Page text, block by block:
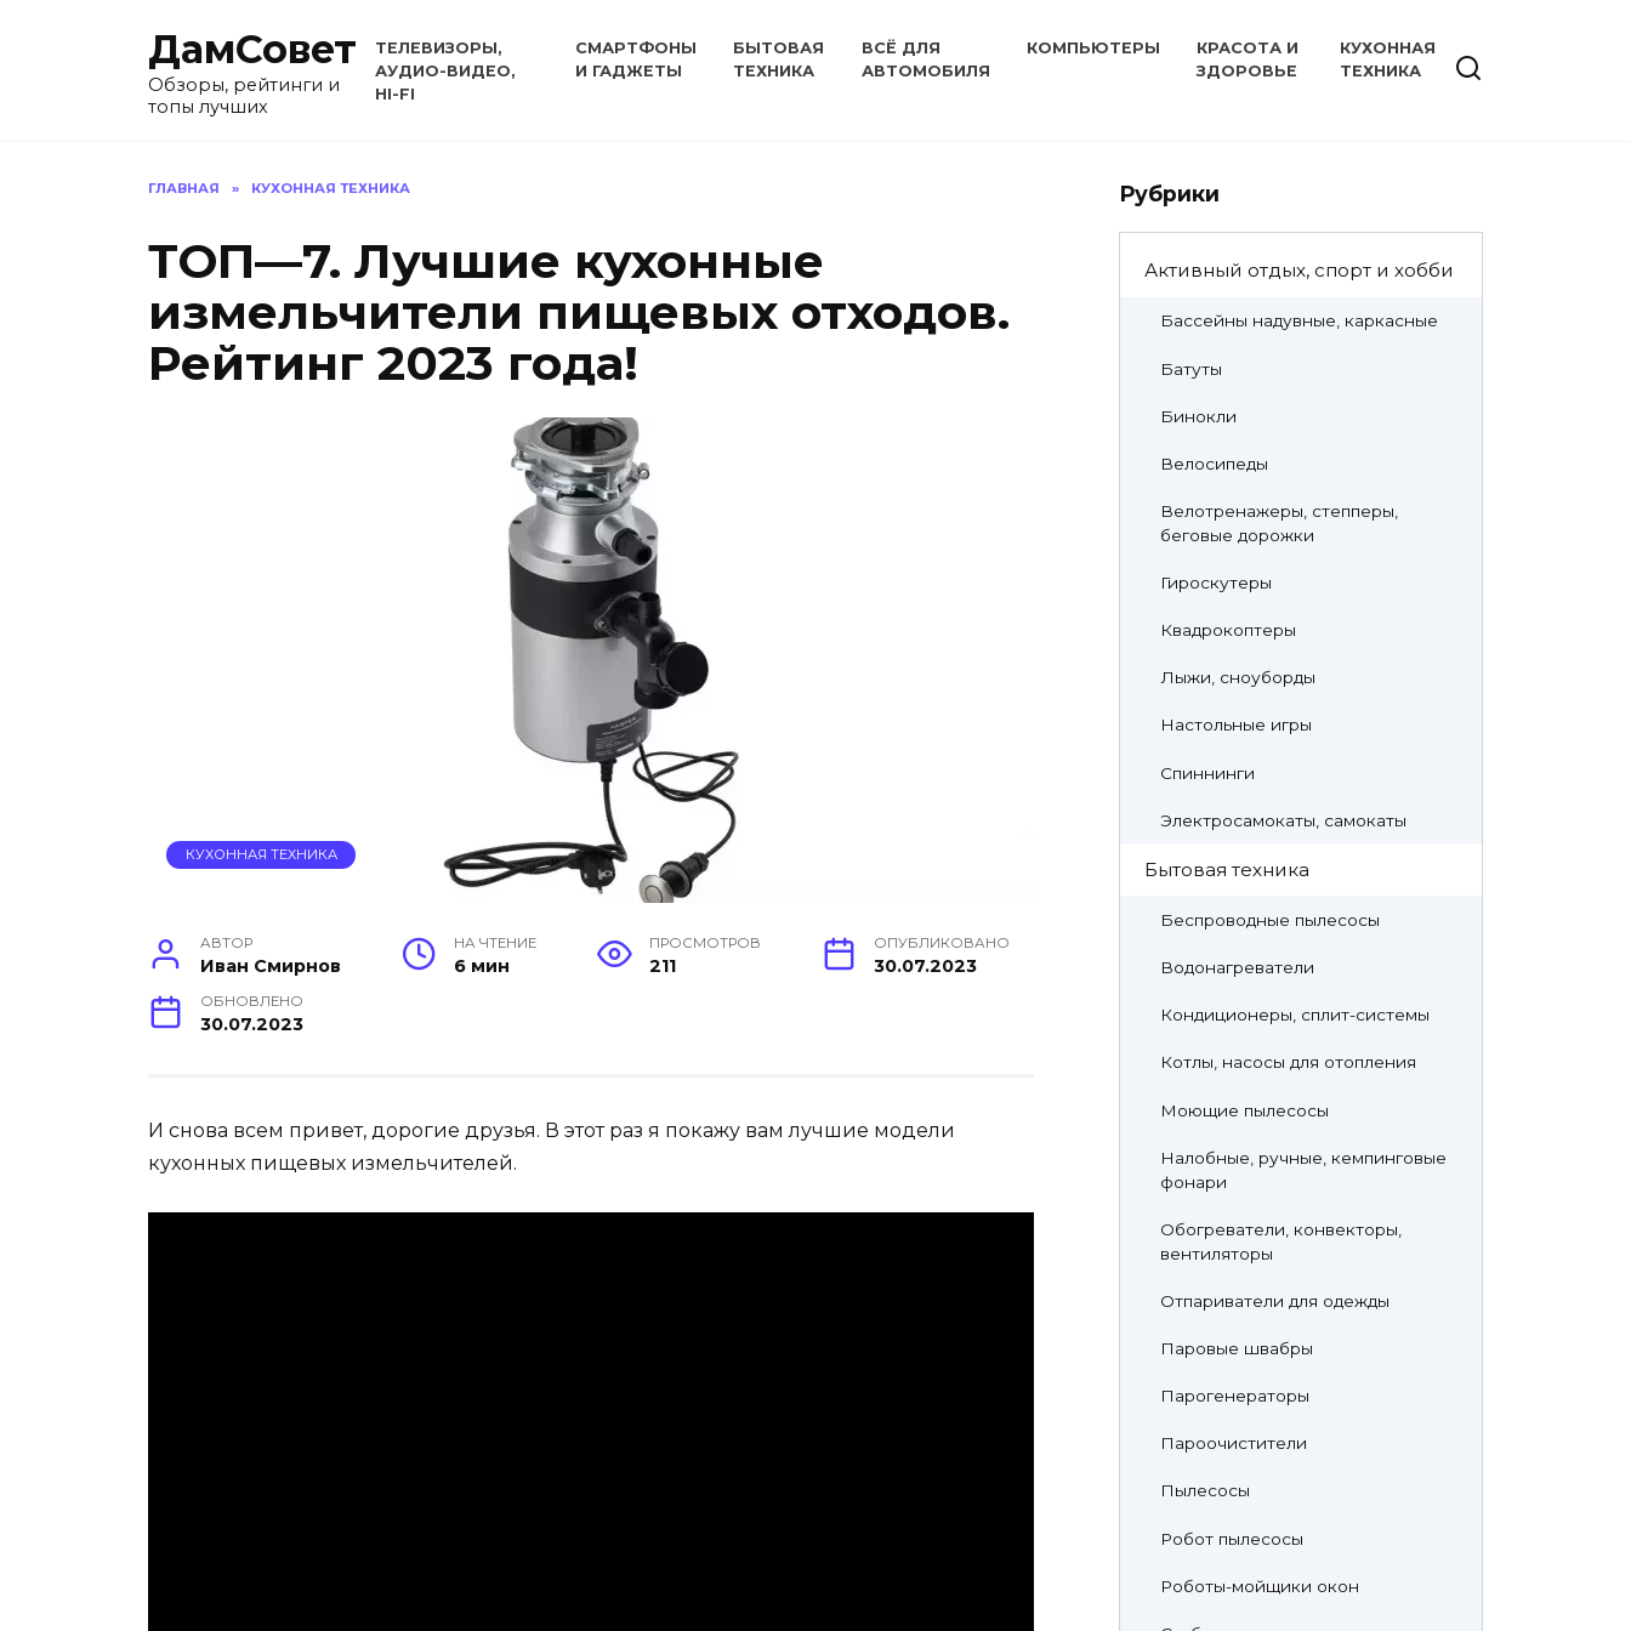
ДамСовет
Обзоры, рейтинги и
топы лучших
ТЕЛЕВИЗОРЫ,
АУДИО-ВИДЕО,
HI-FI
СМАРТФОНЫ
И ГАДЖЕТЫ
БЫТОВАЯ
ТЕХНИКА
ВСЁ ДЛЯ
АВТОМОБИЛЯ
КОМПЬЮТЕРЫ
КРАСОТА И
ЗДОРОВЬЕ
КУХОННАЯ
ТЕХНИКА
ГЛАВНАЯ » КУХОННАЯ ТЕХНИКА
ТОП—7. Лучшие кухонные
измельчители пищевых отходов.
Рейтинг 2023 года!
КУХОННАЯ ТЕХНИКА
АВТОР
Иван Смирнов
НА ЧТЕНИЕ
6 мин
ПРОСМОТРОВ
211
ОПУБЛИКОВАНО
30.07.2023
ОБНОВЛЕНО
30.07.2023
И снова всем привет, дорогие друзья. В этот раз я покажу вам лучшие модели
кухонных пищевых измельчителей.
Рубрики
Активный отдых, спорт и хобби
Бассейны надувные, каркасные
Батуты
Бинокли
Велосипеды
Велотренажеры, степперы,
беговые дорожки
Гироскутеры
Квадрокоптеры
Лыжи, сноуборды
Настольные игры
Спиннинги
Электросамокаты, самокаты
Бытовая техника
Беспроводные пылесосы
Водонагреватели
Кондиционеры, сплит-системы
Котлы, насосы для отопления
Моющие пылесосы
Налобные, ручные, кемпинговые
фонари
Обогреватели, конвекторы,
вентиляторы
Отпариватели для одежды
Паровые швабры
Парогенераторы
Пароочистители
Пылесосы
Робот пылесосы
Роботы-мойщики окон